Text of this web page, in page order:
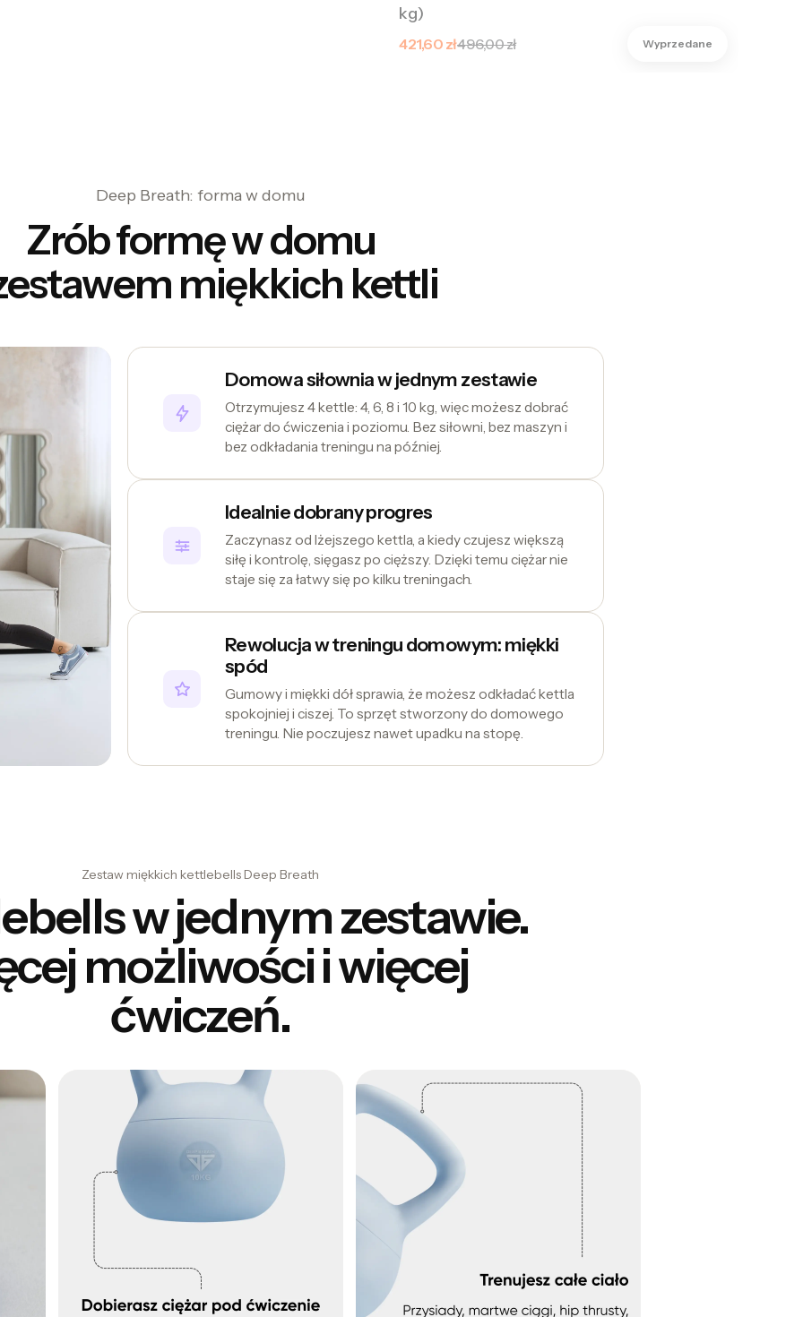
kg)
Cena promocyjna
421,60 zł496,00 zł Wyprzedane
Deep Breath: forma w domu
Zrób formę w domu
miękkich kettli
Domowa siłownia w jednym zestawie
Otrzymujesz 4 kettle: 4, 6, 8 i 10 kg, więc możesz dobrać
ciężar do ćwiczenia i poziomu. Bez siłowni, bez maszyn i
bez odkładania treningu na później.
Idealnie dobrany progres
Zaczynasz od lżejszego kettla, a kiedy czujesz większą
siłę i kontrolę, sięgasz po cięższy. Dzięki temu ciężar nie
staje się za łatwy się po kilku treningach.
Rewolucja w treningu domowym: miękki
spód
Gumowy i miękki dół sprawia, że możesz odkładać kettla
spokojniej i ciszej. To sprzęt stworzony do domowego
treningu. Nie poczujesz nawet upadku na stopę.
Zestaw miękkich kettlebells Deep Breath
w jednym zestawie.
możliwości i więcej
ćwiczeń.